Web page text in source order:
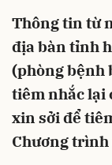
Thông tin từ
địa bàn tỉnh
(phòng bệnh
tiêm nhắc lại
xin sởi để
Chương